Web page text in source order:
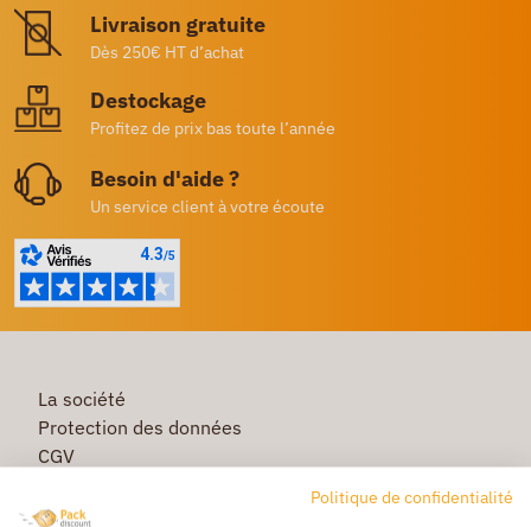
Livraison gratuite
Dès 250€ HT d’achat
Destockage
Profitez de prix bas toute l’année
Besoin d'aide ?
Un service client à votre écoute
La société
Protection des données
CGV
Commande rapide
Politique de confidentialité